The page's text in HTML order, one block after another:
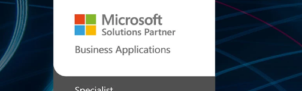
Frankrike
Sopra Steria Global
Sopra Banking Software
Sopra HR Software